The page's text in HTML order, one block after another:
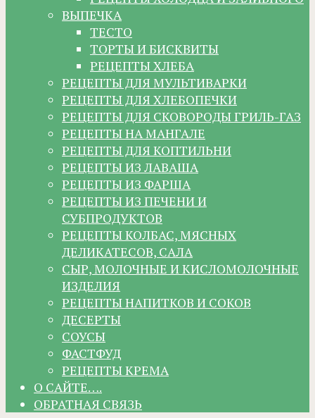
ВЫПЕЧКА
ТЕСТО
ТОРТЫ И БИСКВИТЫ
РЕЦЕПТЫ ХЛЕБА
РЕЦЕПТЫ ДЛЯ МУЛЬТИВАРКИ
РЕЦЕПТЫ ДЛЯ ХЛЕБОПЕЧКИ
РЕЦЕПТЫ ДЛЯ СКОВОРОДЫ ГРИЛЬ-ГАЗ
РЕЦЕПТЫ НА МАНГАЛЕ
РЕЦЕПТЫ ДЛЯ КОПТИЛЬНИ
РЕЦЕПТЫ ИЗ ЛАВАША
РЕЦЕПТЫ ИЗ ФАРША
РЕЦЕПТЫ ИЗ ПЕЧЕНИ И
СУБПРОДУКТОВ
РЕЦЕПТЫ КОЛБАС, МЯСНЫХ
ДЕЛИКАТЕСОВ, САЛА
СЫР, МОЛОЧНЫЕ И КИСЛОМОЛОЧНЫЕ
ИЗДЕЛИЯ
РЕЦЕПТЫ НАПИТКОВ И СОКОВ
ДЕСЕРТЫ
СОУСЫ
ФАСТФУД
РЕЦЕПТЫ КРЕМА
О САЙТЕ….
ОБРАТНАЯ СВЯЗЬ